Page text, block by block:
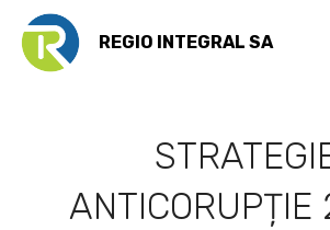
REGIO INTEGRAL SA